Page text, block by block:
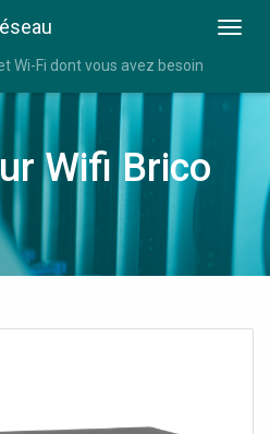
Wi-Fi dont vous avez besoin
Wifi Brico